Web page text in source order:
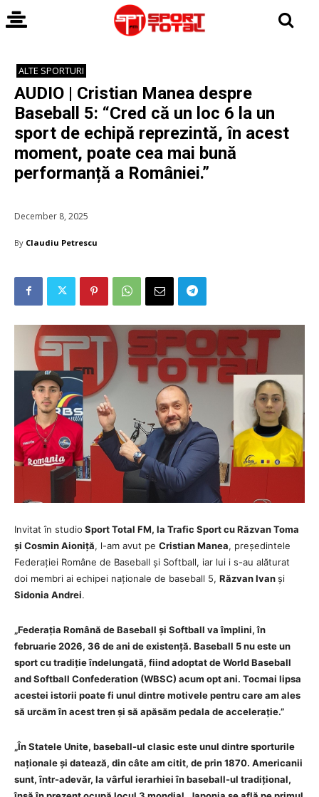
ALTE SPORTURI
AUDIO | Cristian Manea despre
Baseball 5: “Cred că un loc 6 la un
sport de echipă reprezintă, în acest
moment, poate cea mai bună
performanță a României.”
December 8, 2025
By Claudiu Petrescu
Invitat în studio Sport Total FM, la Trafic Sport cu Răzvan Toma
și Cosmin Aioniță, l-am avut pe Cristian Manea, președintele
Federației Române de Baseball și Softball, iar lui i s-au alăturat
doi membri ai echipei naționale de baseball 5, Răzvan Ivanși
Sidonia Andrei.
„Federația Română de Baseball și Softball va împlini, în
februarie 2026, 36 de ani de existență. Baseball 5 nu este un
sport cu tradiție îndelungată, fiind adoptat de World Baseball
and Softball Confederation (WBSC) acum opt ani. Tocmai lipsa
acestei istorii poate fi unul dintre motivele pentru care am ales
să urcăm în acest tren și să apăsăm pedala de accelerație.”
„În Statele Unite, baseball-ul clasic este unul dintre sporturile
naționale și datează, din câte am citit, de prin 1870. Americanii
sunt, într-adevăr, la vârful ierarhiei în baseball-ul tradițional,